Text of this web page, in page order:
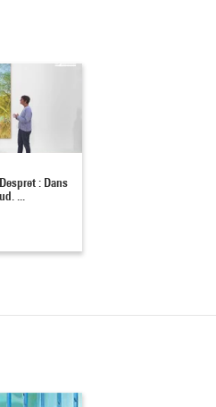
: Dans
...